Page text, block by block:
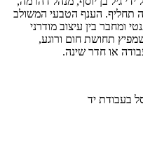
תחליף. הענף הטבעי המשולב
ומחבר בין עיצוב מודרני
תחושת חום ורוגע,
או חדר שינה.
בעבודת יד